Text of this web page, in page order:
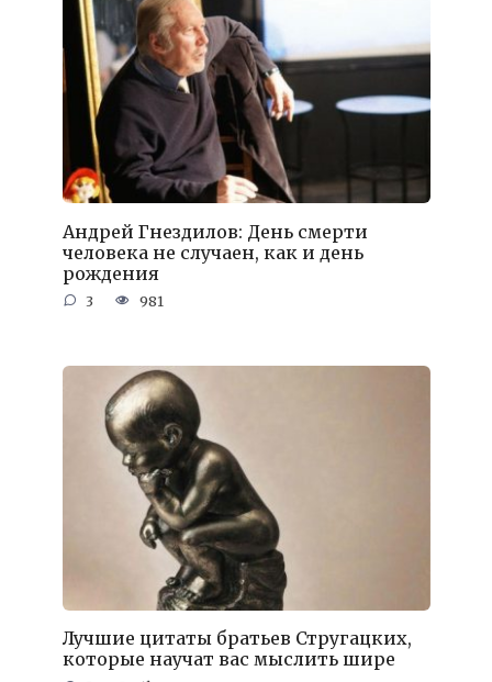
Андрей Гнездилов: День смерти
человека не случаен, как и день
рождения
3 981
Лучшие цитаты братьев Стругацких,
которые научат вас мыслить шире